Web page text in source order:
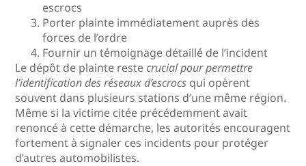
escrocs
Porter plainte immédiatement auprès des
forces de l’ordre
Fournir un témoignage détaillé de l’incident
Le dépôt de plainte restecrucial pour permettre
l’identification des réseaux d’escrocs qui opèrent
souvent dans plusieurs stations d’une même région.
Même si la victime citée précédemment avait
renoncé à cette démarche, les autorités encouragent
fortement à signaler ces incidents pour protéger
d’autres automobilistes.